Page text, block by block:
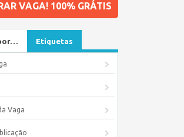
VAGA! 100% GRÁTIS
Etiquetas
Vaga